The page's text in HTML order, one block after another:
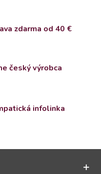
zdarma od 40 €
český výrobca
infolinka